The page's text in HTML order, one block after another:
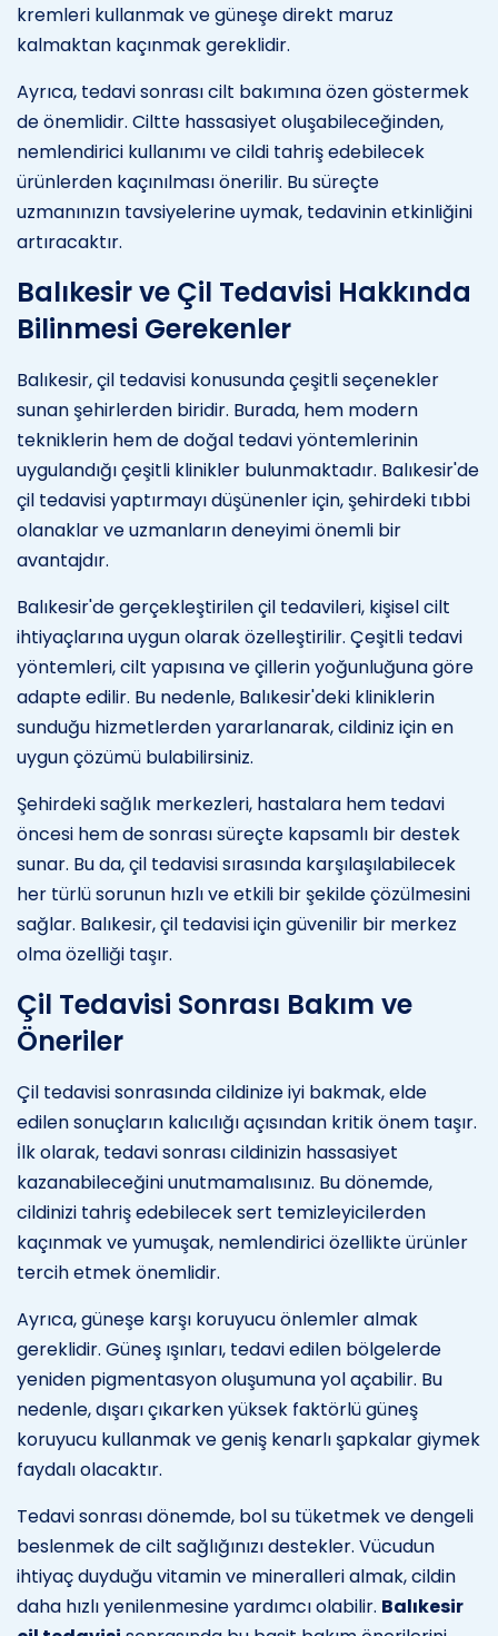
kremleri kullanmak ve güneşe direkt maruz
kalmaktan kaçınmak gereklidir.
Ayrıca, tedavi sonrası cilt bakımına özen göstermek
de önemlidir. Ciltte hassasiyet oluşabileceğinden,
nemlendirici kullanımı ve cildi tahriş edebilecek
ürünlerden kaçınılması önerilir. Bu süreçte
uzmanınızın tavsiyelerine uymak, tedavinin etkinliğini
artıracaktır.
Balıkesir ve Çil Tedavisi Hakkında
Bilinmesi Gerekenler
Balıkesir, çil tedavisi konusunda çeşitli seçenekler
sunan şehirlerden biridir. Burada, hem modern
tekniklerin hem de doğal tedavi yöntemlerinin
uygulandığı çeşitli klinikler bulunmaktadır. Balıkesir'de
çil tedavisi yaptırmayı düşünenler için, şehirdeki tıbbi
olanaklar ve uzmanların deneyimi önemli bir
avantajdır.
Balıkesir'de gerçekleştirilen çil tedavileri, kişisel cilt
ihtiyaçlarına uygun olarak özelleştirilir. Çeşitli tedavi
yöntemleri, cilt yapısına ve çillerin yoğunluğuna göre
adapte edilir. Bu nedenle, Balıkesir'deki kliniklerin
sunduğu hizmetlerden yararlanarak, cildiniz için en
uygun çözümü bulabilirsiniz.
Şehirdeki sağlık merkezleri, hastalara hem tedavi
öncesi hem de sonrası süreçte kapsamlı bir destek
sunar. Bu da, çil tedavisi sırasında karşılaşılabilecek
her türlü sorunun hızlı ve etkili bir şekilde çözülmesini
sağlar. Balıkesir, çil tedavisi için güvenilir bir merkez
olma özelliği taşır.
Çil Tedavisi Sonrası Bakım ve
Öneriler
Çil tedavisi sonrasında cildinize iyi bakmak, elde
edilen sonuçların kalıcılığı açısından kritik önem taşır.
İlk olarak, tedavi sonrası cildinizin hassasiyet
kazanabileceğini unutmamalısınız. Bu dönemde,
cildinizi tahriş edebilecek sert temizleyicilerden
kaçınmak ve yumuşak, nemlendirici özellikte ürünler
tercih etmek önemlidir.
Ayrıca, güneşe karşı koruyucu önlemler almak
gereklidir. Güneş ışınları, tedavi edilen bölgelerde
yeniden pigmentasyon oluşumuna yol açabilir. Bu
nedenle, dışarı çıkarken yüksek faktörlü güneş
koruyucu kullanmak ve geniş kenarlı şapkalar giymek
faydalı olacaktır.
Tedavi sonrası dönemde, bol su tüketmek ve dengeli
beslenmek de cilt sağlığınızı destekler. Vücudun
ihtiyaç duyduğu vitamin ve mineralleri almak, cildin
daha hızlı yenilenmesine yardımcı olabilir. Balıkesir